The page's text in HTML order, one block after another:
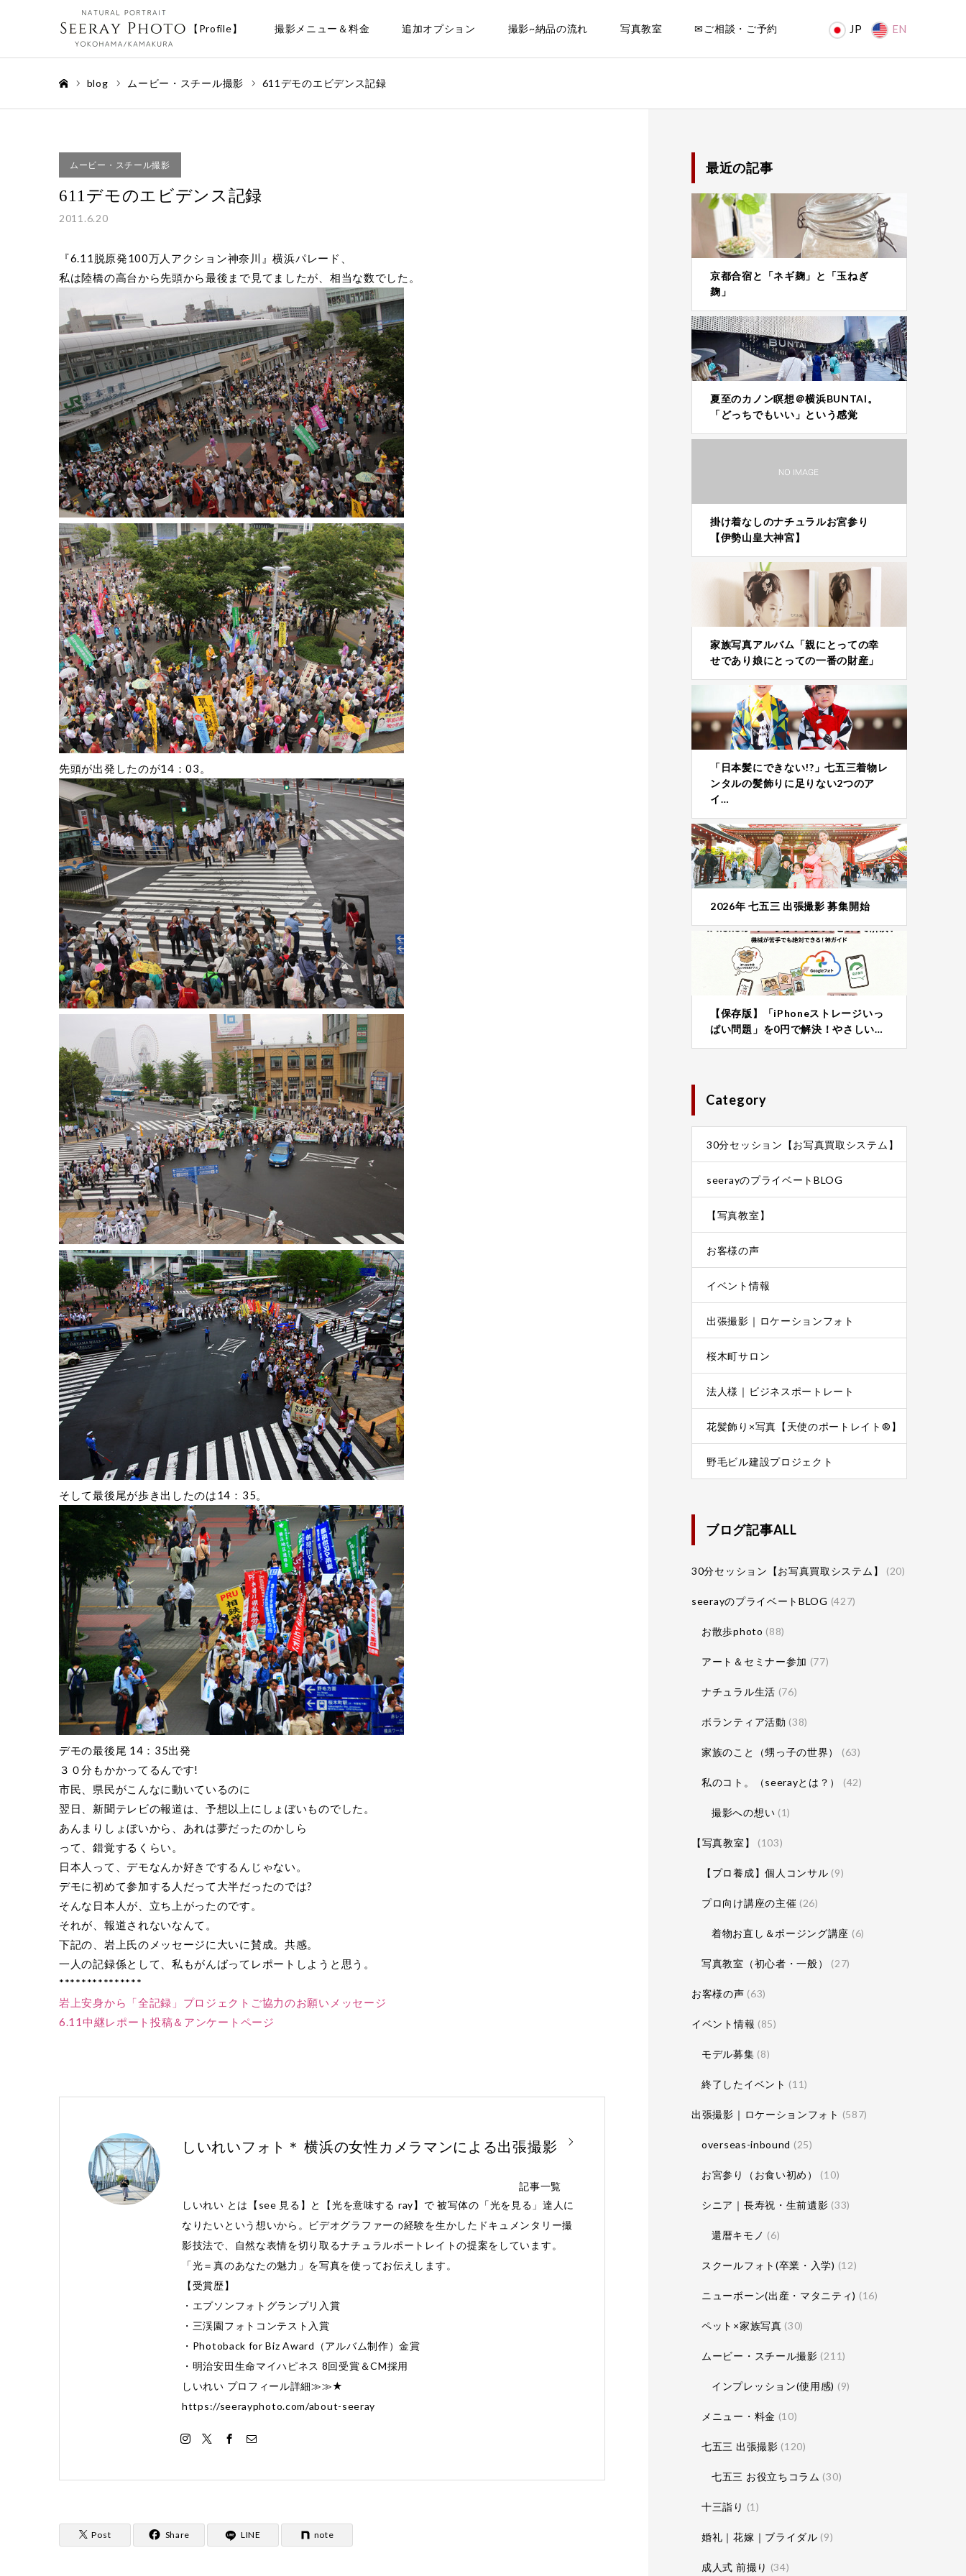
【Profile】 撮影メニュー＆料金 追加オプション 撮影~納品の流れ 写真教室 ✉ご相談・ご予約 JP EN
blog ムービー・スチール撮影 611デモのエビデンス記録
ムービー・スチール撮影
611デモのエビデンス記録
2011.6.20
『6.11脱原発100万人アクション神奈川』横浜パレード、
私は陸橋の高台から先頭から最後まで見てましたが、相当な数でした。
先頭が出発したのが14：03。
そして最後尾が歩き出したのは14：35。
デモの最後尾 14：35出発
３０分もかかってるんです!
市民、県民がこんなに動いているのに
翌日、新聞テレビの報道は、予想以上にしょぼいものでした。
あんまりしょぼいから、あれは夢だったのかしら
って、錯覚するくらい。
日本人って、デモなんか好きでするんじゃない。
デモに初めて参加する人だって大半だったのでは?
そんな日本人が、立ち上がったのです。
それが、報道されないなんて。
下記の、岩上氏のメッセージに大いに賛成。共感。
一人の記録係として、私もがんばってレポートしようと思う。
***************
岩上安身から「全記録」プロジェクトご協力のお願いメッセージ
6.11中継レポート投稿＆アンケートページ
しいれいフォト＊ 横浜の女性カメラマンによる出張撮影
記事一覧
しいれい とは【see 見る】と【光を意味する ray】で 被写体の「光を見る」達人に
なりたいという想いから。ビデオグラファーの経験を生かしたドキュメンタリー撮
影技法で、自然な表情を切り取るナチュラルポートレイトの提案をしています。
「光＝真のあなたの魅力」を写真を使ってお伝えします。
【受賞歴】
・エプソンフォトグランプリ入賞
・三渓園フォトコンテスト入賞
・Photoback for Biz Award（アルバム制作）金賞
・明治安田生命マイハピネス 8回受賞＆CM採用
しいれい プロフィール詳細≫≫★
https://seerayphoto.com/about-seeray
Post Share LINE note
最近の記事
京都合宿と「ネギ麹」と「玉ねぎ
麹」
夏至のカノン瞑想＠横浜BUNTAI。
「どっちでもいい」という感覚
掛け着なしのナチュラルお宮参り
【伊勢山皇大神宮】
家族写真アルバム「親にとっての幸
せであり娘にとっての一番の財産」
「日本髪にできない!?」七五三着物レ
ンタルの髪飾りに足りない2つのア
イ…
2026年 七五三 出張撮影 募集開始
【保存版】「iPhoneストレージいっ
ぱい問題」を0円で解決！やさしい…
Category
30分セッション【お写真買取システム】
seerayのプライベートBLOG
【写真教室】
お客様の声
イベント情報
出張撮影｜ロケーションフォト
桜木町サロン
法人様｜ビジネスポートレート
花髪飾り×写真【天使のポートレイト®】
野毛ビル建設プロジェクト
ブログ記事ALL
30分セッション【お写真買取システム】 (20)
seerayのプライベートBLOG (427)
お散歩photo (88)
アート＆セミナー参加 (77)
ナチュラル生活 (76)
ボランティア活動 (38)
家族のこと（甥っ子の世界） (63)
私のコト。（seerayとは？） (42)
撮影への想い (1)
【写真教室】 (103)
【プロ養成】個人コンサル (9)
プロ向け講座の主催 (26)
着物お直し＆ポージング講座 (6)
写真教室（初心者・一般） (27)
お客様の声 (63)
イベント情報 (85)
モデル募集 (8)
終了したイベント (11)
出張撮影｜ロケーションフォト (587)
overseas-inbound (25)
お宮参り（お食い初め） (10)
シニア｜長寿祝・生前遺影 (33)
還暦キモノ (6)
スクールフォト(卒業・入学) (12)
ニューボーン(出産・マタニティ) (16)
ペット×家族写真 (30)
ムービー・スチール撮影 (211)
インプレッション(使用感) (9)
メニュー・料金 (10)
七五三 出張撮影 (120)
七五三 お役立ちコラム (30)
十三詣り (1)
婚礼｜花嫁｜ブライダル (9)
成人式 前撮り (34)